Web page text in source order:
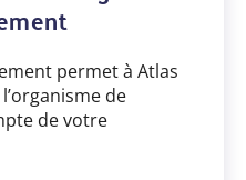
permet à Atlas
de
de votre